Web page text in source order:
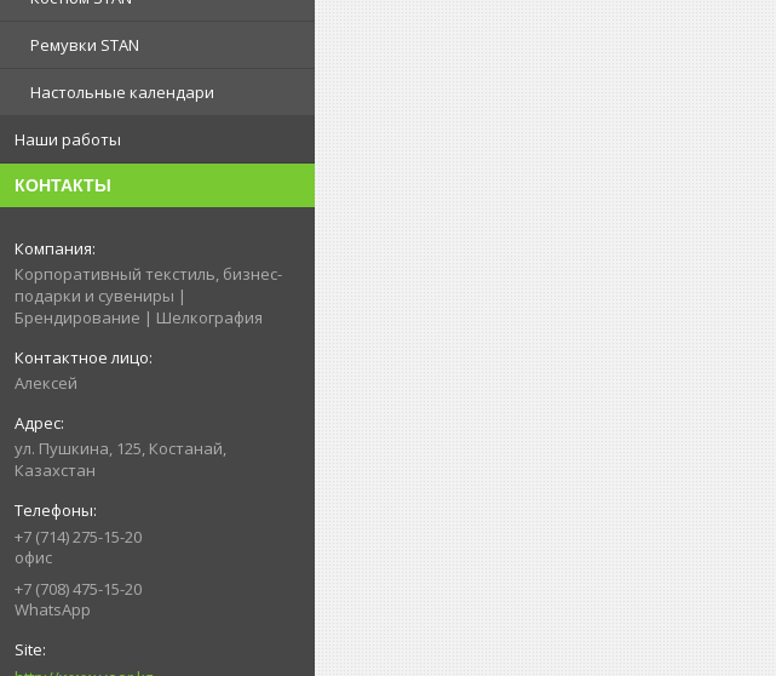
Ремувки STAN
Настольные календари
Наши работы
КОНТАКТЫ
Корпоративный текстиль, бизнес-
подарки и сувениры |
Брендирование | Шелкография
Алексей
ул. Пушкина, 125, Костанай,
Казахстан
+7 (714) 275-15-20
офис
+7 (708) 475-15-20
WhatsApp